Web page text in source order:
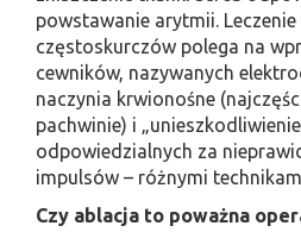
powstawanie arytmii.
częstoskurczów polega na
cewników, nazywanych
naczynia krwionośne
pachwinie) i
odpowiedzialnych za
impulsów – różnymi
Czy ablacja to poważna